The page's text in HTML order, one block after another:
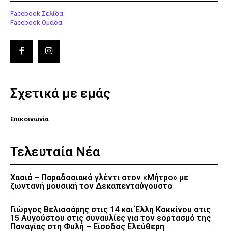
Facebook Σελίδα
Facebook Ομάδα
Σχετικά με εμάς
Επικοινωνία
Τελευταία Νέα
Χασιά – Παραδοσιακό γλέντι στον «Μήτρο» με
ζωντανή μουσική τον Δεκαπενταύγουστο
Γιώργος Βελισσάρης στις 14 και Έλλη Κοκκίνου στις
15 Αυγούστου στις συναυλίες για τον εορτασμό της
Παναγίας στη Φυλή – Είσοδος Ελεύθερη